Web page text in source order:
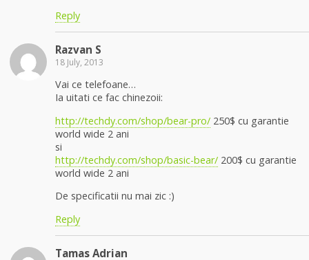
Reply
Razvan S
18 July, 2013
Vai ce telefoane…
Ia uitati ce fac chinezoii:
http://techdy.com/shop/bear-pro/ 250$ cu garantie
world wide 2 ani
si
http://techdy.com/shop/basic-bear/ 200$ cu garantie
world wide 2 ani
De specificatii nu mai zic :)
Reply
Tamas Adrian